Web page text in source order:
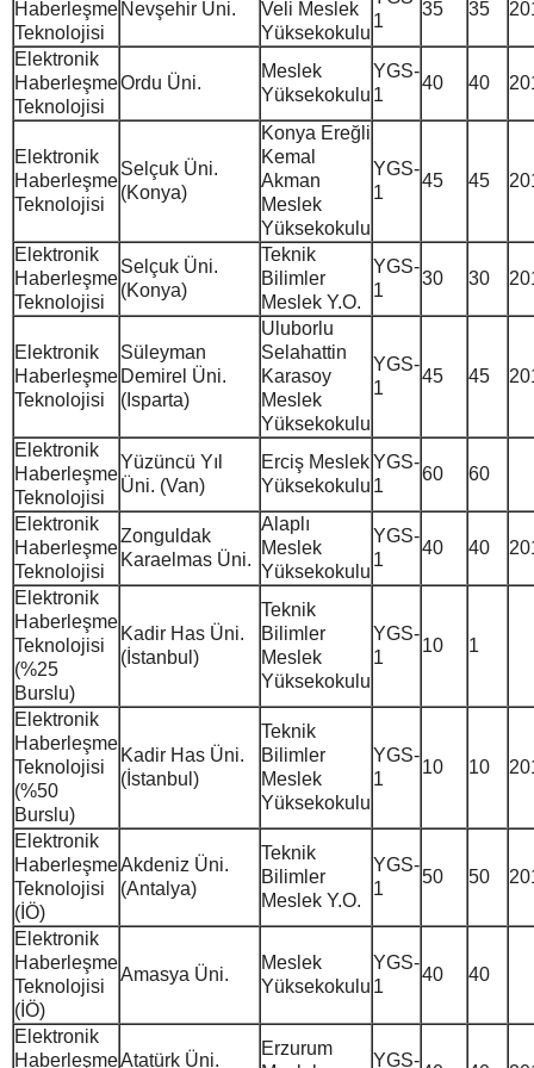
Haberleşme
Teknolojisi
Nevşehir Üni.
Veli Meslek
Yüksekokulu
1
35 35
Elektronik
Haberleşme
Teknolojisi
Ordu Üni.
Meslek
Yüksekokulu
YGS-
1
40 40
Elektronik
Haberleşme
Teknolojisi
Selçuk Üni.
(Konya)
Konya Ereğli
Kemal
Akman
Meslek
Yüksekokulu
YGS-
1
45 45
Elektronik
Haberleşme
Teknolojisi
Selçuk Üni.
(Konya)
Teknik
Bilimler
Meslek Y.O.
YGS-
1
30 30
Elektronik
Haberleşme
Teknolojisi
Süleyman
Demirel Üni.
(Isparta)
Uluborlu
Selahattin
Karasoy
Meslek
Yüksekokulu
YGS-
1
45 45
Elektronik
Haberleşme
Teknolojisi
Yüzüncü Yıl
Üni. (Van)
Erciş Meslek
Yüksekokulu
YGS-
1
60 60
Elektronik
Haberleşme
Teknolojisi
Zonguldak
Karaelmas Üni.
Alaplı
Meslek
Yüksekokulu
YGS-
1
40 40
Elektronik
Haberleşme
Teknolojisi
(%25
Burslu)
Kadir Has Üni.
(İstanbul)
Teknik
Bilimler
Meslek
Yüksekokulu
YGS-
1
10 1
Elektronik
Haberleşme
Teknolojisi
(%50
Burslu)
Kadir Has Üni.
(İstanbul)
Teknik
Bilimler
Meslek
Yüksekokulu
YGS-
1
10 10
Elektronik
Haberleşme
Teknolojisi
(İÖ)
Akdeniz Üni.
(Antalya)
Teknik
Bilimler
Meslek Y.O.
YGS-
1
50 50
Elektronik
Haberleşme
Teknolojisi
(İÖ)
Amasya Üni.
Meslek
Yüksekokulu
YGS-
1
40 40
Elektronik
HaberleşmeAtatürk Üni.
Erzurum
YGS-